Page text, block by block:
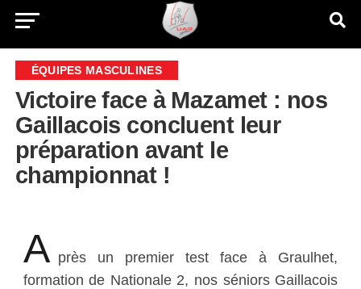
ÉQUIPES MASCULINES
Victoire face à Mazamet : nos
Gaillacois concluent leur
préparation avant le
championnat !
A près un premier test face à Graulhet,
formation de Nationale 2, nos séniors Gaillacois